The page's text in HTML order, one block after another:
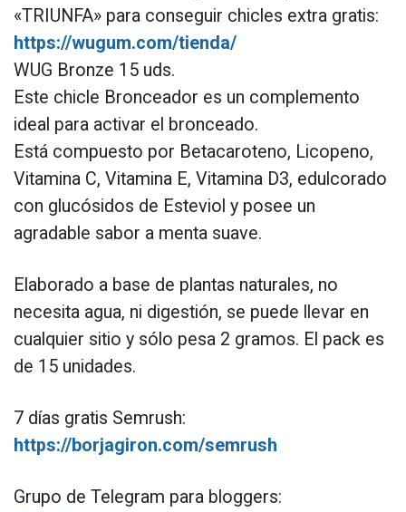
«TRIUNFA» para conseguir chicles extra gratis:
https://wugum.com/tienda/
WUG Bronze 15 uds.
Este chicle Bronceador es un complemento
ideal para activar el bronceado.
Está compuesto por Betacaroteno, Licopeno,
Vitamina C, Vitamina E, Vitamina D3, edulcorado
con glucósidos de Esteviol y posee un
agradable sabor a menta suave.
Elaborado a base de plantas naturales, no
necesita agua, ni digestión, se puede llevar en
cualquier sitio y sólo pesa 2 gramos. El pack es
de 15 unidades.
7 días gratis Semrush:
https://borjagiron.com/semrush
Grupo de Telegram para bloggers: